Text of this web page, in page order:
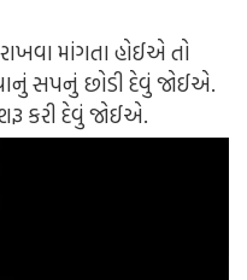
માંગતા હોઈએ તો
સપનું છોડી દેવું જોઈએ.
કરી દેવું જોઈએ.